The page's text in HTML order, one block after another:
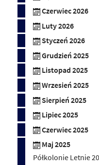
Czerwiec 2026
Luty 2026
Styczeń 2026
Grudzień 2025
Listopad 2025
Wrzesień 2025
Sierpień 2025
Lipiec 2025
Czerwiec 2025
Maj 2025
Półkolonie Letnie